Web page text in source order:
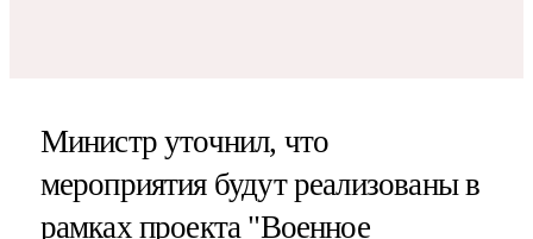
Министр уточнил, что
мероприятия будут реализованы в
рамках проекта "Военное